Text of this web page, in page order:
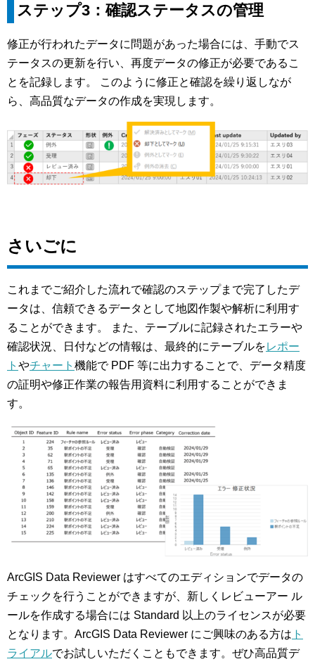
ステップ3：確認ステータスの管理
修正が行われたデータに問題があった場合には、手動でス
テータスの更新を行い、再度データの修正が必要であるこ
とを記録します。 このように修正と確認を繰り返しなが
ら、高品質なデータの作成を実現します。
さいごに
これまでご紹介した流れで確認のステップまで完了したデ
ータは、信頼できるデータとして地図作製や解析に利用す
ることができます。 また、テーブルに記録されたエラーや
確認状況、日付などの情報は、最終的にテーブルをレポー
ト やチャート 機能で PDF 等に出力することで、データ精度
の証明や修正作業の報告用資料に利用することができま
す。
ArcGIS Data Reviewer はすべてのエディションでデータの
チェックを行うことができますが、新しくレビューアー ル
ールを作成する場合には Standard 以上のライセンスが必要
となります。ArcGIS Data Reviewer にご興味のある方は ト
ライアルでお試しいただくこともできます。ぜひ高品質デ